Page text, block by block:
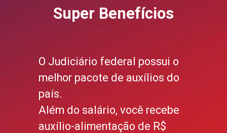
Super Benefícios
O Judiciário federal possui o
melhor pacote de auxílios do
país.
Além do salário, você recebe
auxílio-alimentação de R$